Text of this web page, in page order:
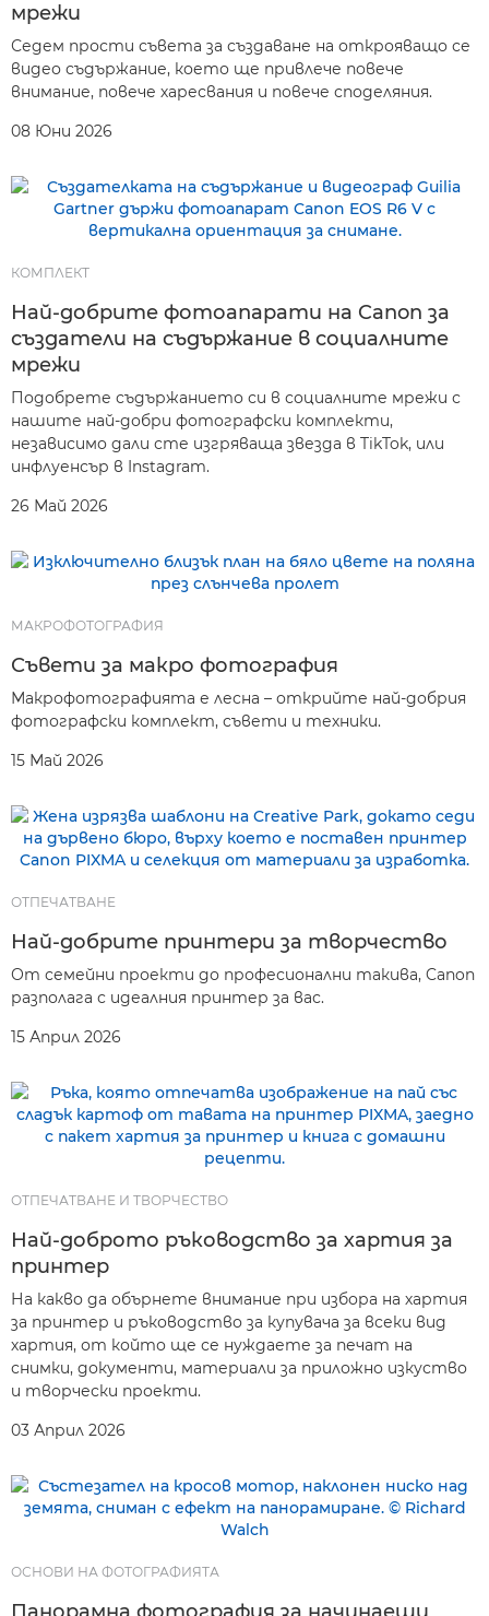
мрежи
Седем прости съвета за създаване на открояващо се
видео съдържание, което ще привлече повече
внимание, повече харесвания и повече споделяния.
08 Юни 2026
КОМПЛЕКТ
Най-добрите фотоапарати на Canon за
създатели на съдържание в социалните
мрежи
Подобрете съдържанието си в социалните мрежи с
нашите най-добри фотографски комплекти,
независимо дали сте изгряваща звезда в TikTok, или
инфлуенсър в Instagram.
26 Май 2026
МАКРОФОТОГРАФИЯ
Съвети за макро фотография
Макрофотографията е лесна – открийте най-добрия
фотографски комплект, съвети и техники.
15 Май 2026
ОТПЕЧАТВАНЕ
Най-добрите принтери за творчество
От семейни проекти до професионални такива, Canon
разполага с идеалния принтер за вас.
15 Април 2026
ОТПЕЧАТВАНЕ И ТВОРЧЕСТВО
Най-доброто ръководство за хартия за
принтер
На какво да обърнете внимание при избора на хартия
за принтер и ръководство за купувача за всеки вид
хартия, от който ще се нуждаете за печат на
снимки, документи, материали за приложно изкуство
и творчески проекти.
03 Април 2026
ОСНОВИ НА ФОТОГРАФИЯТА